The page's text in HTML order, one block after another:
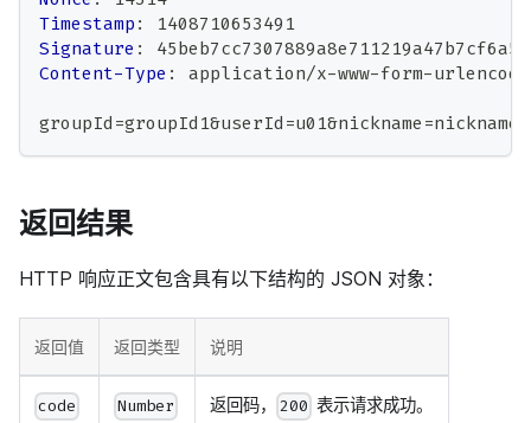
Timestamp :
1408710653491
Signature :
Content-Type : application/x-www-form-
groupId=groupId1&userId=u01&nickname=nickname1
返回结果
HTTP 响应正文包含具有以下结构的 JSON 对象：
返回值 返回类型 说明
code Number 返回码， 200 表示请求成功。